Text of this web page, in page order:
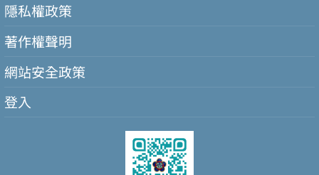
隱私權政策
著作權聲明
網站安全政策
登入